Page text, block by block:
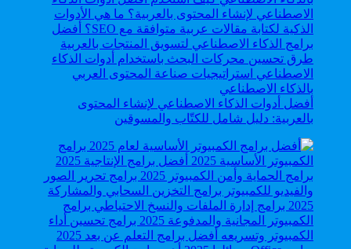
أفضل أدوات الذكاء الاصطناعي لإنشاء المحتوى
بالعربية: دليل شامل للكتّاب والمسوقين